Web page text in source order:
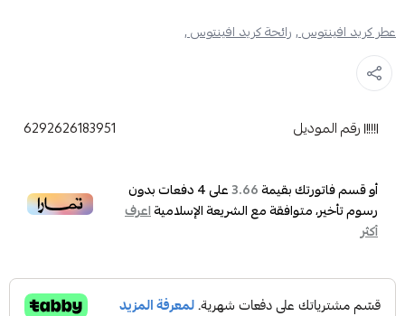
عطر كريد افينتوس ,رائحة كريد افينتوس ,
رقم الموديل 6292626183951
أو قسم فاتورتك بقيمة3.66على4دفعات بدون
رسوم تأخير، متوافقة مع الشريعة الإسلاميةاعرف
أكثر